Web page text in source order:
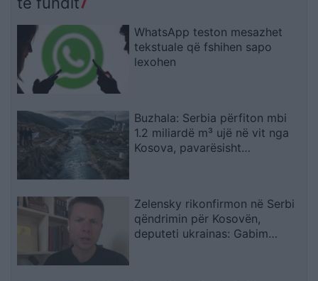
WhatsApp teston mesazhet
tekstuale që fshihen sapo
lexohen
Buzhala: Serbia përfiton mbi
1.2 miliardë m³ ujë në vit nga
Kosova, pavarësisht
Zelensky rikonfirmon në Serbi
qëndrimin për Kosovën,
deputeti ukrainas: Gabim